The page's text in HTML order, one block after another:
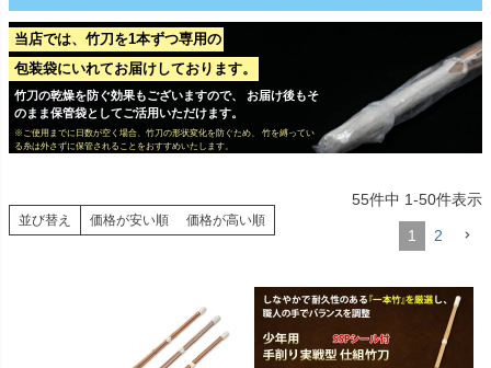
当店では、竹刀を1本ずつ専用の
包装袋にいれてお届けしております。
竹刀の乾燥を防ぐ効果もございますので、 お届け後もそ
のまま保管袋としてご活用いただけます。
※ご使用までに日数が空く場合、竹刀の形状変化を防ぐため、 竹を縛ってい
る糸は外さずに保管されることをおすすめいたします。
並び替え 価格が安い順 価格が高い順
55件中 1-50件表示
1 2